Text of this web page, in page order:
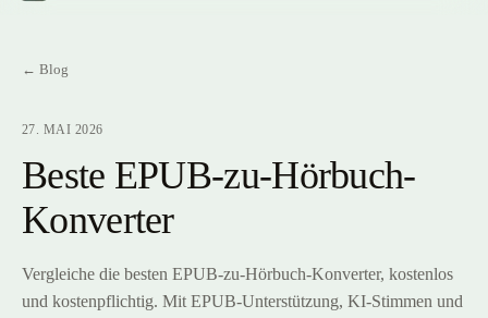
← Blog
27. MAI 2026
Beste EPUB-zu-Hörbuch-
Konverter
Vergleiche die besten EPUB-zu-Hörbuch-Konverter, kostenlos
und kostenpflichtig. Mit EPUB-Unterstützung, KI-Stimmen und